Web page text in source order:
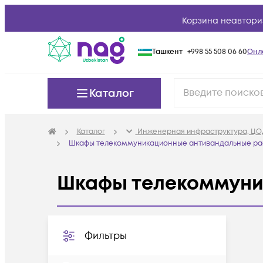
Корзина
Ташкент +998 55 508 06 60
Каталог
Каталог Инженерная инфраструктура,
Шкафы телекоммуникационные антивандальные
Шкафы
Фильтры